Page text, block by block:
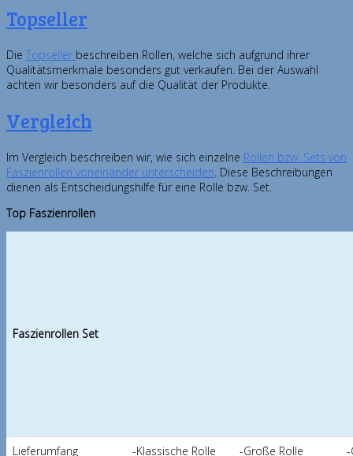
Topseller
Die Topseller beschreiben Rollen, welche sich aufgrund ihrer
Qualitätsmerkmale besonders gut verkaufen. Bei der Auswahl
achten wir besonders auf die Qualität der Produkte.
Vergleich
Im Vergleich beschreiben wir, wie sich einzelne Rollen bzw. Sets von
Faszienrollen voneinander unterscheiden. Diese Beschreibungen
dienen als Entscheidungshilfe für eine Rolle bzw. Set.
Top Faszienrollen
Faszienrollen Set
Lieferumfang
-Klassische Rolle
-Große Rolle
-